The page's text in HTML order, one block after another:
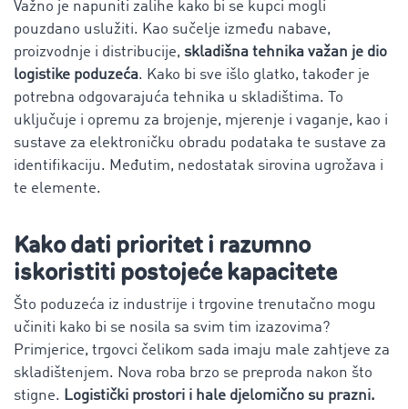
Važno je napuniti zalihe kako bi se kupci mogli
pouzdano uslužiti. Kao sučelje između nabave,
proizvodnje i distribucije, skladišna tehnika važan je dio
logistike poduzeća. Kako bi sve išlo glatko, također je
potrebna odgovarajuća tehnika u skladištima. To
uključuje i opremu za brojenje, mjerenje i vaganje, kao i
sustave za elektroničku obradu podataka te sustave za
identifikaciju. Međutim, nedostatak sirovina ugrožava i
te elemente.
Kako dati prioritet i razumno
iskoristiti postojeće kapacitete
Što poduzeća iz industrije i trgovine trenutačno mogu
učiniti kako bi se nosila sa svim tim izazovima?
Primjerice, trgovci čelikom sada imaju male zahtjeve za
skladištenjem. Nova roba brzo se preproda nakon što
stigne. Logistički prostori i hale djelomično su prazni.